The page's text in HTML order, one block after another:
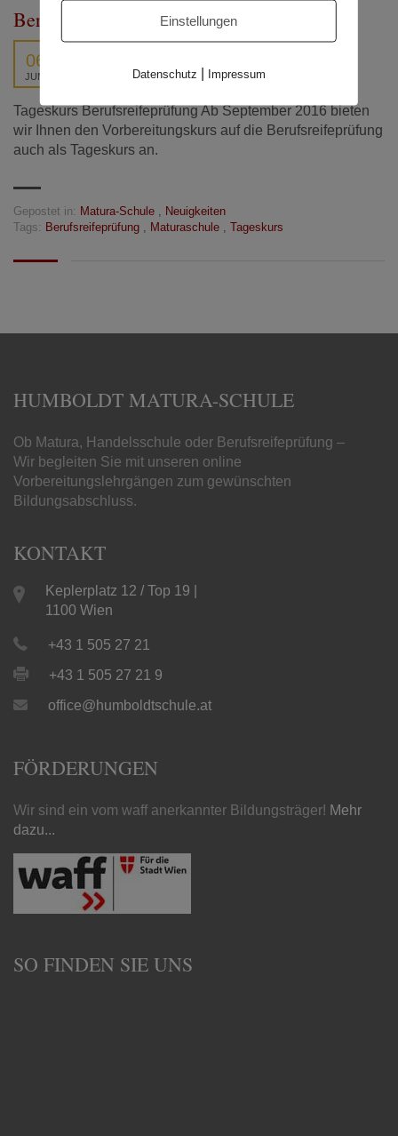
Berufsreifeprüfung
06
JUNI
Tageskurs Berufsreifeprüfung Ab September 2016 bieten
wir Ihnen den Vorbereitungskurs auf die Berufsreifeprüfung
auch als Tageskurs an.
Gepostet in: Matura-Schule
Neuigkeiten
Tags: Berufsreifeprüfung Maturaschule Tageskurs
HUMBOLDT MATURA-SCHULE
Ob Matura, Handelsschule oder Berufsreifeprüfung –
Wir begleiten Sie mit unseren online
Vorbereitungslehrgängen zum gewünschten
Bildungsabschluss.
KONTAKT
Keplerplatz 12 / Top 19 |
1100 Wien
+43 1 505 27 21
+43 1 505 27 21 9
office@humboldtschule.at
FÖRDERUNGEN
Wir sind ein vom waff anerkannter Bildungsträger! Mehr
dazu...
SO FINDEN SIE UNS
Einstellungen
Datenschutz | Impressum